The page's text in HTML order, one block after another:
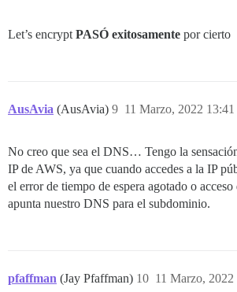
Let’s encrypt PASÓ exitosamente por cierto
AusAvia (AusAvia) 11 Marzo, 2022 13:41
9
No creo que sea el DNS… Tengo la
IP de AWS, ya que cuando accedes a la IP
el error de tiempo de espera agotado o
apunta nuestro DNS para el subdominio.
pfaffman (Jay Pfaffman) 11 Marzo, 2022
10